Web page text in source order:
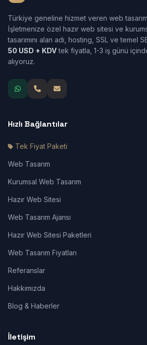
Türkiye geneline hizmet veren web tasarım
İşletmenize özel hazır web sitesi ve
tasarımını alan adı, hosting, SSL ve temel
50 USD + KDVtek fiyatla, 1-3 iş günü
alıyoruz.
Hızlı Bağlantılar
Tek Fiyat Paketi
Web Tasarım
Kurumsal Web Tasarım
Hazır Web Sitesi
Web Tasarım Ajansı
Hazır Web Sitesi Paketleri
Web Tasarım Fiyatları
Referanslar
Hakkımızda
Blog & Haberler
İletişim